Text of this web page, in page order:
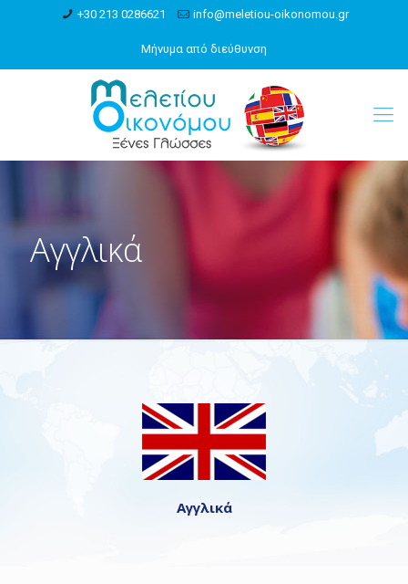
+30 213 0286621 info@meletiou-oikonomou.gr
Μήνυμα από διεύθυνση
Αγγλικά
Αγγλικά